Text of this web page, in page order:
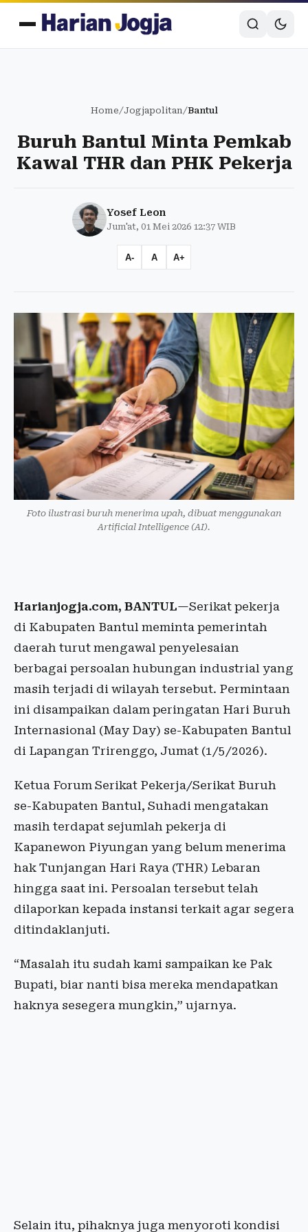
Home/Jogjapolitan/Bantul
Buruh Bantul Minta Pemkab
Kawal THR dan PHK Pekerja
Yosef Leon
Jum'at, 01 Mei 2026 12:37 WIB
A- A A+
Foto ilustrasi buruh menerima upah, dibuat menggunakan
Artificial Intelligence (AI).
Harianjogja.com, BANTUL—Serikat pekerja
di Kabupaten Bantul meminta pemerintah
daerah turut mengawal penyelesaian
berbagai persoalan hubungan industrial yang
masih terjadi di wilayah tersebut. Permintaan
ini disampaikan dalam peringatan Hari Buruh
Internasional (May Day) se-Kabupaten Bantul
di Lapangan Trirenggo, Jumat (1/5/2026).
Ketua Forum Serikat Pekerja/Serikat Buruh
se-Kabupaten Bantul, Suhadi mengatakan
masih terdapat sejumlah pekerja di
Kapanewon Piyungan yang belum menerima
hak Tunjangan Hari Raya (THR) Lebaran
hingga saat ini. Persoalan tersebut telah
dilaporkan kepada instansi terkait agar segera
ditindaklanjuti.
“Masalah itu sudah kami sampaikan ke Pak
Bupati, biar nanti bisa mereka mendapatkan
haknya sesegera mungkin,” ujarnya.
Selain itu, pihaknya juga menyoroti kondisi